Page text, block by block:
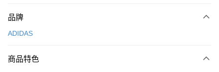
台灣樂天信用卡公司
【關於「AFTEE先享後付」】
便利好安心！
３．安心：先確認商品／服務後，再付款。
運送方式
每筆NT$100，滿NT$1,500(含以上)免運費
品牌
ADIDAS
商品特色